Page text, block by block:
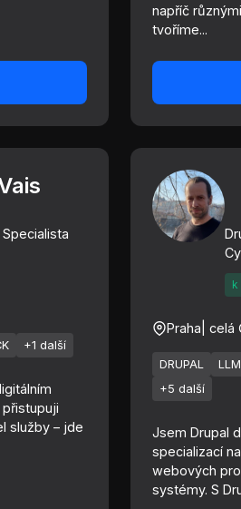
napříč
tvoříme...
+1 další
služby – jde
k
Praha | celá
DRUPAL LLM
+5 další
Jsem Drupal
specializací
webových
systémy. S